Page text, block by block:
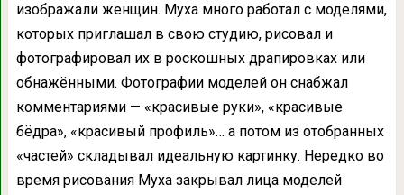
изображали женщин. Муха много работал с моделями,
которых приглашал в свою студию, рисовал и
фотографировал их в роскошных драпировках или
обнажёнными. Фотографии моделей он снабжал
комментариями — «красивые руки», «красивые
бёдра», «красивый профиль»… а потом из отобранных
«частей» складывал идеальную картинку. Нередко во
время рисования Муха закрывал лица моделей